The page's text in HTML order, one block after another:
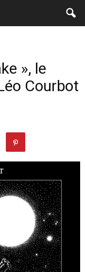
», le
Courbot